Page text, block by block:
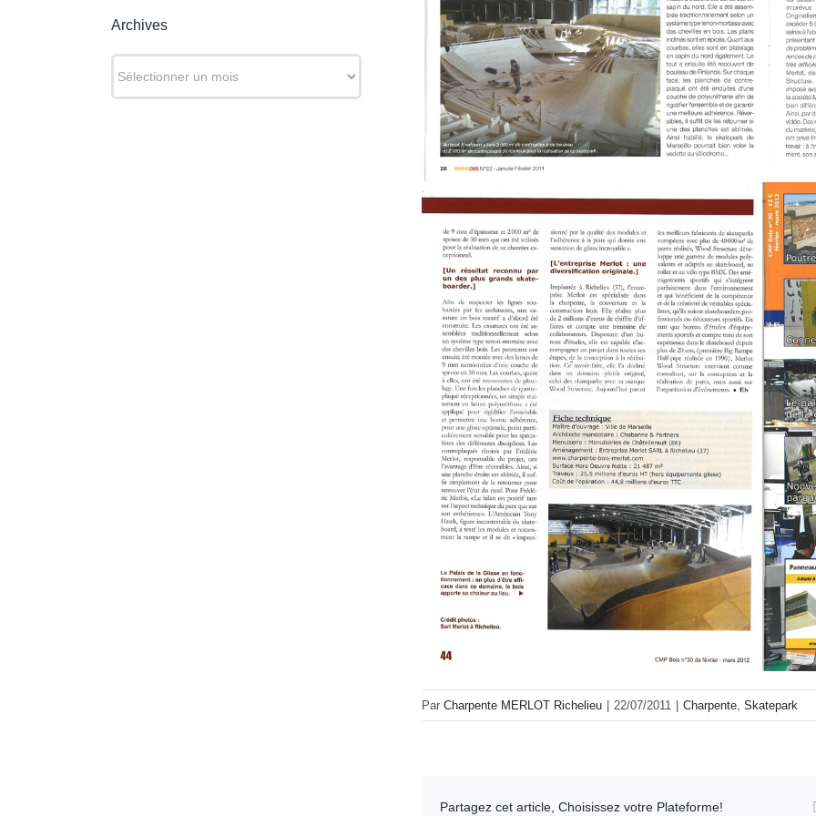
Par Charpente MERLOT Richelieu | 22/07/2011 | Charpente Skatepark
Partagez cet article, Choisissez votre Plateforme!
Archives